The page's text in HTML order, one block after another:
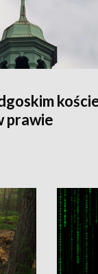
prawie